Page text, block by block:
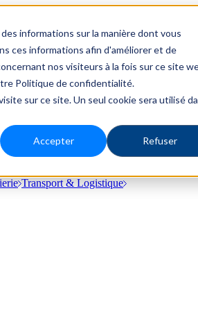
informations sur la manière dont vous
ces informations afin d'améliorer et de
nos visiteurs à la fois sur ce site
Politique de confidentialité.
sur ce site. Un seul cookie sera utilisé
Accepter Refuser
Transport & Logistique